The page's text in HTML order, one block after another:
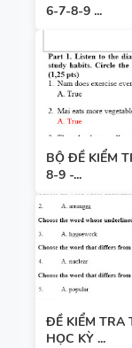
6-7-8-9 ...
BỘ ĐỀ KIỂM
8-9 -...
ĐỀ KIỂM TRA
HỌC KỲ ...